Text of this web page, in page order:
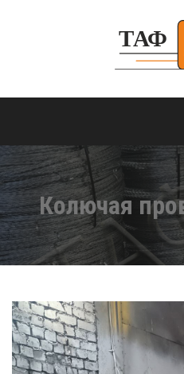
Колючая